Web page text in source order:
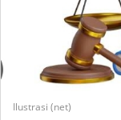
Ilustrasi (net)